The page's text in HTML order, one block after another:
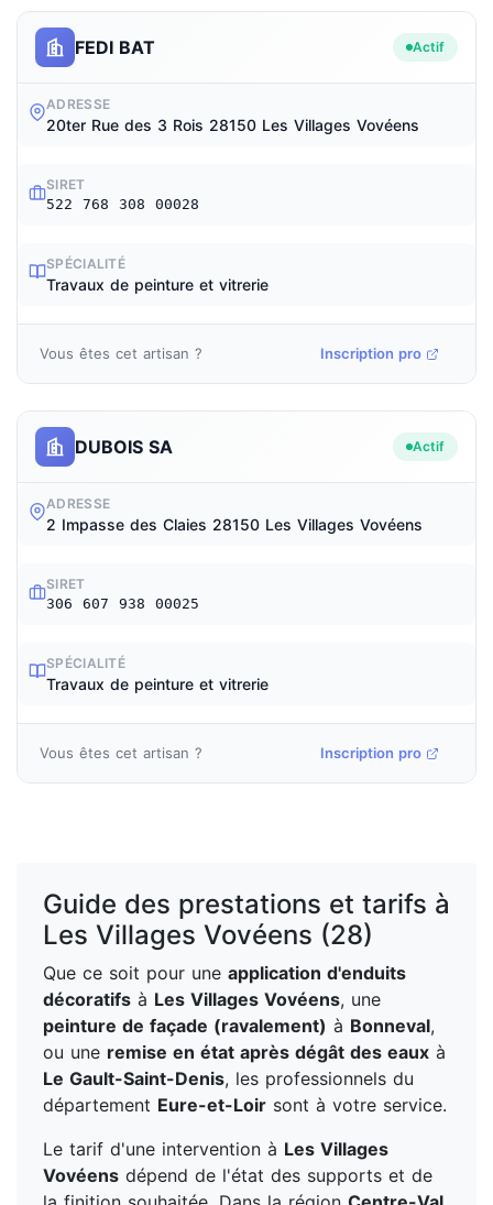
FEDI BAT Actif
ADRESSE
20ter Rue des 3 Rois 28150 Les Villages Vovéens
SIRET
522 768 308 00028
SPÉCIALITÉ
Travaux de peinture et vitrerie
Vous êtes cet artisan ? Inscription pro
DUBOIS SA Actif
ADRESSE
2 Impasse des Claies 28150 Les Villages Vovéens
SIRET
306 607 938 00025
SPÉCIALITÉ
Travaux de peinture et vitrerie
Vous êtes cet artisan ? Inscription pro
Guide des prestations et tarifs à
Les Villages Vovéens (28)
Que ce soit pour une application d'enduits
décoratifs à Les Villages Vovéens, une
peinture de façade (ravalement) à Bonneval,
ou une remise en état après dégât des eaux à
Le Gault-Saint-Denis, les professionnels du
département Eure-et-Loir sont à votre service.
Le tarif d'une intervention à Les Villages
Vovéens dépend de l'état des supports et de